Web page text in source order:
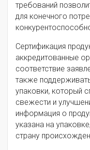
требований
для конечного
Сертификация
аккредитованные
соответствие
также
упаковки, который
свежести и
информация о
указана на
страну